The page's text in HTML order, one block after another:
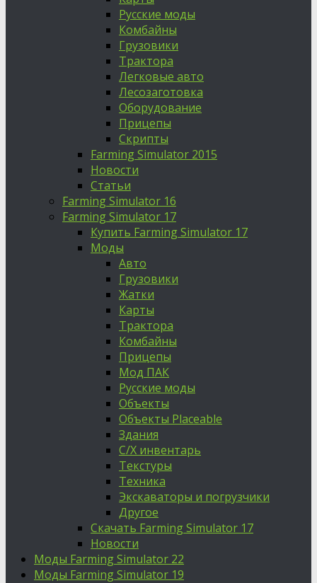
Русские моды
Комбайны
Грузовики
Трактора
Легковые авто
Лесозаготовка
Оборудование
Прицепы
Скрипты
Farming Simulator 2015
Новости
Статьи
Farming Simulator 16
Farming Simulator 17
Купить Farming Simulator 17
Моды
Авто
Грузовики
Жатки
Карты
Трактора
Комбайны
Прицепы
Мод ПАК
Русские моды
Объекты
Объекты Placeable
Здания
С/Х инвентарь
Текстуры
Техника
Экскаваторы и погрузчики
Другое
Скачать Farming Simulator 17
Новости
Моды Farming Simulator 22
Моды Farming Simulator 19